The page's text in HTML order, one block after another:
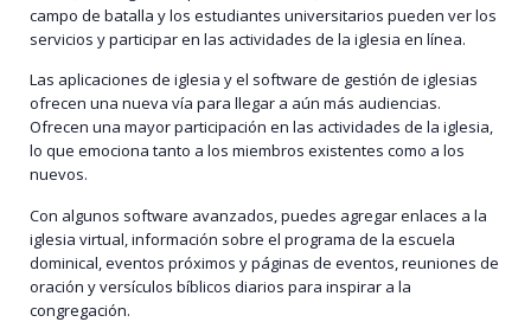
campo de batalla y los estudiantes universitarios pueden ver los
servicios y participar en las actividades de la iglesia en línea.
Las aplicaciones de iglesia y el software de gestión de iglesias
ofrecen una nueva vía para llegar a aún más audiencias.
Ofrecen una mayor participación en las actividades de la iglesia,
lo que emociona tanto a los miembros existentes como a los
nuevos.
Con algunos software avanzados, puedes agregar enlaces a la
iglesia virtual, información sobre el programa de la escuela
dominical, eventos próximos y páginas de eventos, reuniones de
oración y versículos bíblicos diarios para inspirar a la
congregación.